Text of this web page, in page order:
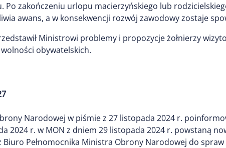
Po zakończeniu urlopu macierzyńskiego lub
awans, a w konsekwencji rozwój zawodowy zostaje
Ministrowi problemy i propozycje żołnierzy
obywatelskich.
Narodowej w piśmie z 27 listopada 2024 r.
2024 r. w MON z dniem 29 listopada 2024 r. powstaną
Pełnomocnika Ministra Obrony Narodowej do